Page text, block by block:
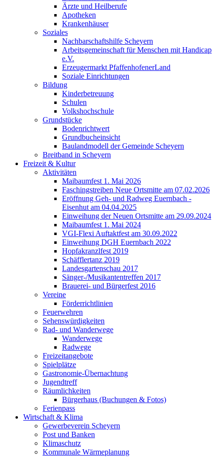
Ärzte und Heilberufe
Apotheken
Krankenhäuser
Soziales
Nachbarschaftshilfe Scheyern
Arbeitsgemeinschaft für Menschen mit Handicap
e.V.
Erzeugermarkt PfaffenhofenerLand
Soziale Einrichtungen
Bildung
Kinderbetreuung
Schulen
Volkshochschule
Grundstücke
Bodenrichtwert
Grundbucheinsicht
Baulandmodell der Gemeinde Scheyern
Breitband in Scheyern
Freizeit & Kultur
Aktivitäten
Maibaumfest 1. Mai 2026
Faschingstreiben Neue Ortsmitte am 07.02.2026
Eröffnung Geh- und Radweg Euernbach -
Eisenhut am 04.04.2025
Einweihung der Neuen Ortsmitte am 29.09.2024
Maibaumfest 1. Mai 2024
VGI-Flexi Auftaktfest am 30.09.2022
Einweihung DGH Euernbach 2022
Hopfakranzlfest 2019
Schäfflertanz 2019
Landesgartenschau 2017
Sänger-/Musikantentreffen 2017
Brauerei- und Bürgerfest 2016
Vereine
Förderrichtlinien
Feuerwehren
Sehenswürdigkeiten
Rad- und Wanderwege
Wanderwege
Radwege
Freizeitangebote
Spielplätze
Gastronomie-Übernachtung
Jugendtreff
Räumlichkeiten
Bürgerhaus (Buchungen & Fotos)
Ferienpass
Wirtschaft & Klima
Gewerbeverein Scheyern
Post und Banken
Klimaschutz
Kommunale Wärmeplanung